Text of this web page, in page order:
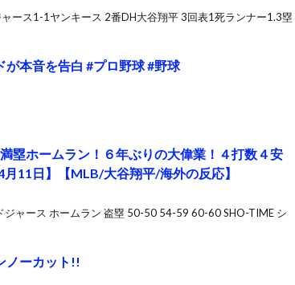
ース1-1ヤンキース 2番DH大谷翔平 3回表1死ランナー1.3塁
本音を告白 #プロ野球 #野球
塁ホームラン！６年ぶりの大偉業！４打数４安
11日】【MLB/大谷翔平/海外の反応】
ジャース ホームラン 盗塁 50-50 54-59 60-60 SHO-TIME シ
ノーカット!!